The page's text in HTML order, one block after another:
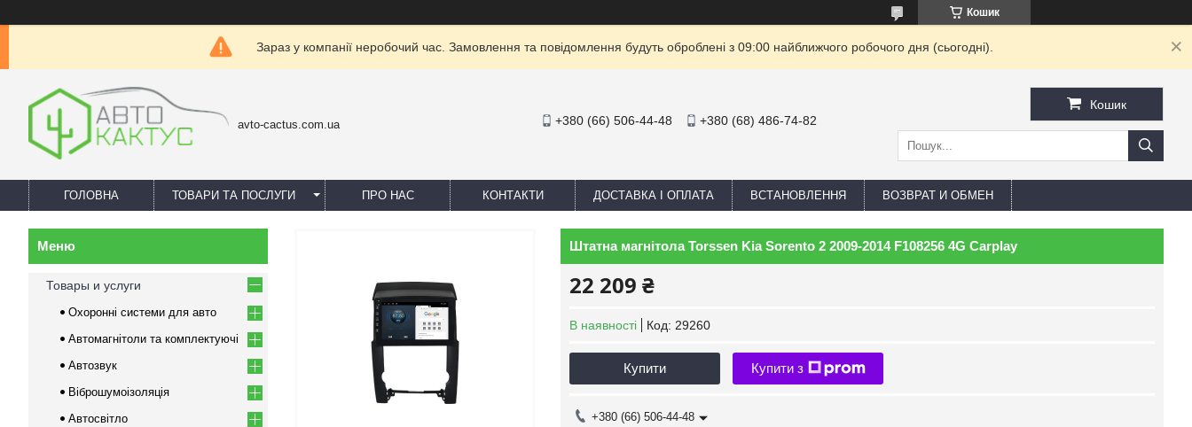
Кошик
Зараз у компанії неробочий час. Замовлення та повідомлення будуть оброблені з 09:00 найближчого робочого дня (сьогодні).
avto-cactus.com.ua +380 (66) 506-44-48 +380 (68) 486-74-82
Кошик
ГОЛОВНА ТОВАРИ ТА ПОСЛУГИ ПРО НАС КОНТАКТИ ДОСТАВКА І ОПЛАТА ВСТАНОВЛЕННЯ ВОЗВРАТ И ОБМЕН
Штатна магнітола Torssen Kia Sorento 2 2009-2014 F108256 4G Carplay
22 209 ₴
В наявності Код: 29260
Купити Купити з
+380 (66) 506-44-48
Товары и услуги
Охоронні системи для авто
Автомагнітоли та комплектуючі
Автозвук
Віброшумоізоляція
Автосвітло